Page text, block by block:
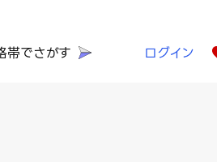
帯でさがす ログイン